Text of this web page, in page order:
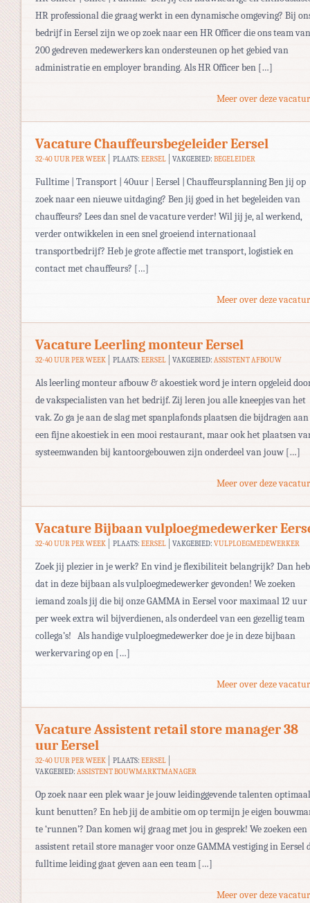
HR professional die graag werkt in een dynamische omgeving? Bij
bedrijf in Eersel zijn we op zoek naar een HR Officer die ons team van
200 gedreven medewerkers kan ondersteunen op het gebied van
administratie en employer branding. Als HR Officer ben […]
Meer over deze
Vacature Chauffeursbegeleider Eersel
32-40 UUR PER WEEK PLAATS: EERSEL VAKGEBIED:BEGELEIDER
Fulltime | Transport | 40uur | Eersel | Chauffeursplanning Ben jij op
zoek naar een nieuwe uitdaging? Ben jij goed in het begeleiden van
chauffeurs? Lees dan snel de vacature verder! Wil jij je, al werkend,
verder ontwikkelen in een snel groeiend internationaal
transportbedrijf? Heb je grote affectie met transport, logistiek en
contact met chauffeurs? […]
Meer over deze
Vacature Leerling monteur Eersel
32-40 UUR PER WEEK PLAATS: EERSEL VAKGEBIED:ASSISTENT AFBOUW
Als leerling monteur afbouw & akoestiek word je intern opgeleid
de vakspecialisten van het bedrijf. Zij leren jou alle kneepjes van het
vak. Zo ga je aan de slag met spanplafonds plaatsen die bijdragen aan
een fijne akoestiek in een mooi restaurant, maar ook het plaatsen
systeemwanden bij kantoorgebouwen zijn onderdeel van jouw […]
Meer over deze
Vacature Bijbaan vulploegmedewerker
32-40 UUR PER WEEK PLAATS: EERSEL VAKGEBIED:VULPLOEGMEDEWERKER
Zoek jij plezier in je werk? En vind je flexibiliteit belangrijk? Dan
dat in deze bijbaan als vulploegmedewerker gevonden! We zoeken
iemand zoals jij die bij onze GAMMA in Eersel voor maximaal 12 uur
per week extra wil bijverdienen, als onderdeel van een gezellig team
collega’s! Als handige vulploegmedewerker doe je in deze bijbaan
werkervaring op en […]
Meer over deze
Vacature Assistent retail store manager 38
uur Eersel
32-40 UUR PER WEEK PLAATS: EERSEL
VAKGEBIED: ASSISTENT BOUWMARKTMANAGER
Op zoek naar een plek waar je jouw leidinggevende talenten optimaal
kunt benutten? En heb jij de ambitie om op termijn je eigen
te ‘runnen’? Dan komen wij graag met jou in gesprek! We zoeken een
assistent retail store manager voor onze GAMMA vestiging in Eersel
fulltime leiding gaat geven aan een team […]
Meer over deze